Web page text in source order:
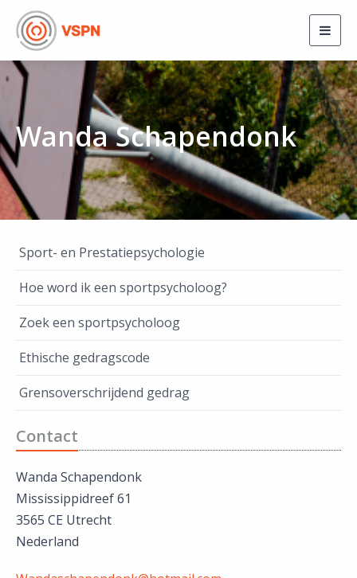
Wanda Schapendonk
Sport- en Prestatiepsychologie
Hoe word ik een sportpsycholoog?
Zoek een sportpsycholoog
Ethische gedragscode
Grensoverschrijdend gedrag
Contact
Wanda Schapendonk
Mississippidreef 61
3565 CE Utrecht
Nederland